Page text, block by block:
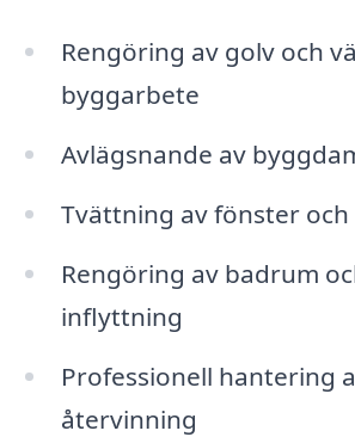
Rengöring av golv och
byggarbete
Avlägsnande av
Tvättning av fönster
Rengöring av badrum
inflyttning
Professionell hantering
återvinning